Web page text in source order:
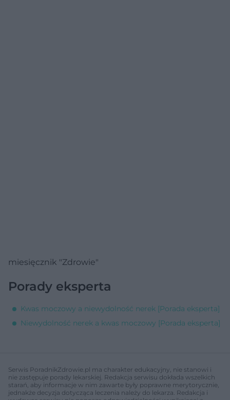
miesięcznik "Zdrowie"
Porady eksperta
Kwas moczowy a niewydolność nerek [Porada eksperta]
Niewydolność nerek a kwas moczowy [Porada eksperta]
Serwis PoradnikZdrowie.pl ma charakter edukacyjny, nie stanowi i
nie zastępuje porady lekarskiej. Redakcja serwisu dokłada wszelkich
starań, aby informacje w nim zawarte były poprawne merytorycznie,
jednakże decyzja dotycząca leczenia należy do lekarza. Redakcja i